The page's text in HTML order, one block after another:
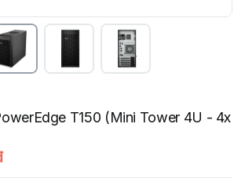
T150 (Mini Tower 4U - 4x